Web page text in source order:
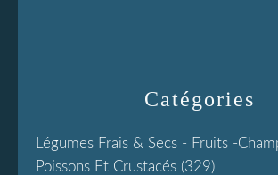
Catégories
Légumes Frais & Secs - Fruits -
Poissons Et Crustacés (329)